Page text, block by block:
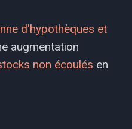
d'hypothèques et
augmentation
non écoulés en